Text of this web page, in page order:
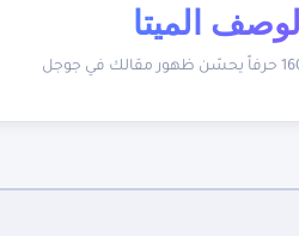
الميتا